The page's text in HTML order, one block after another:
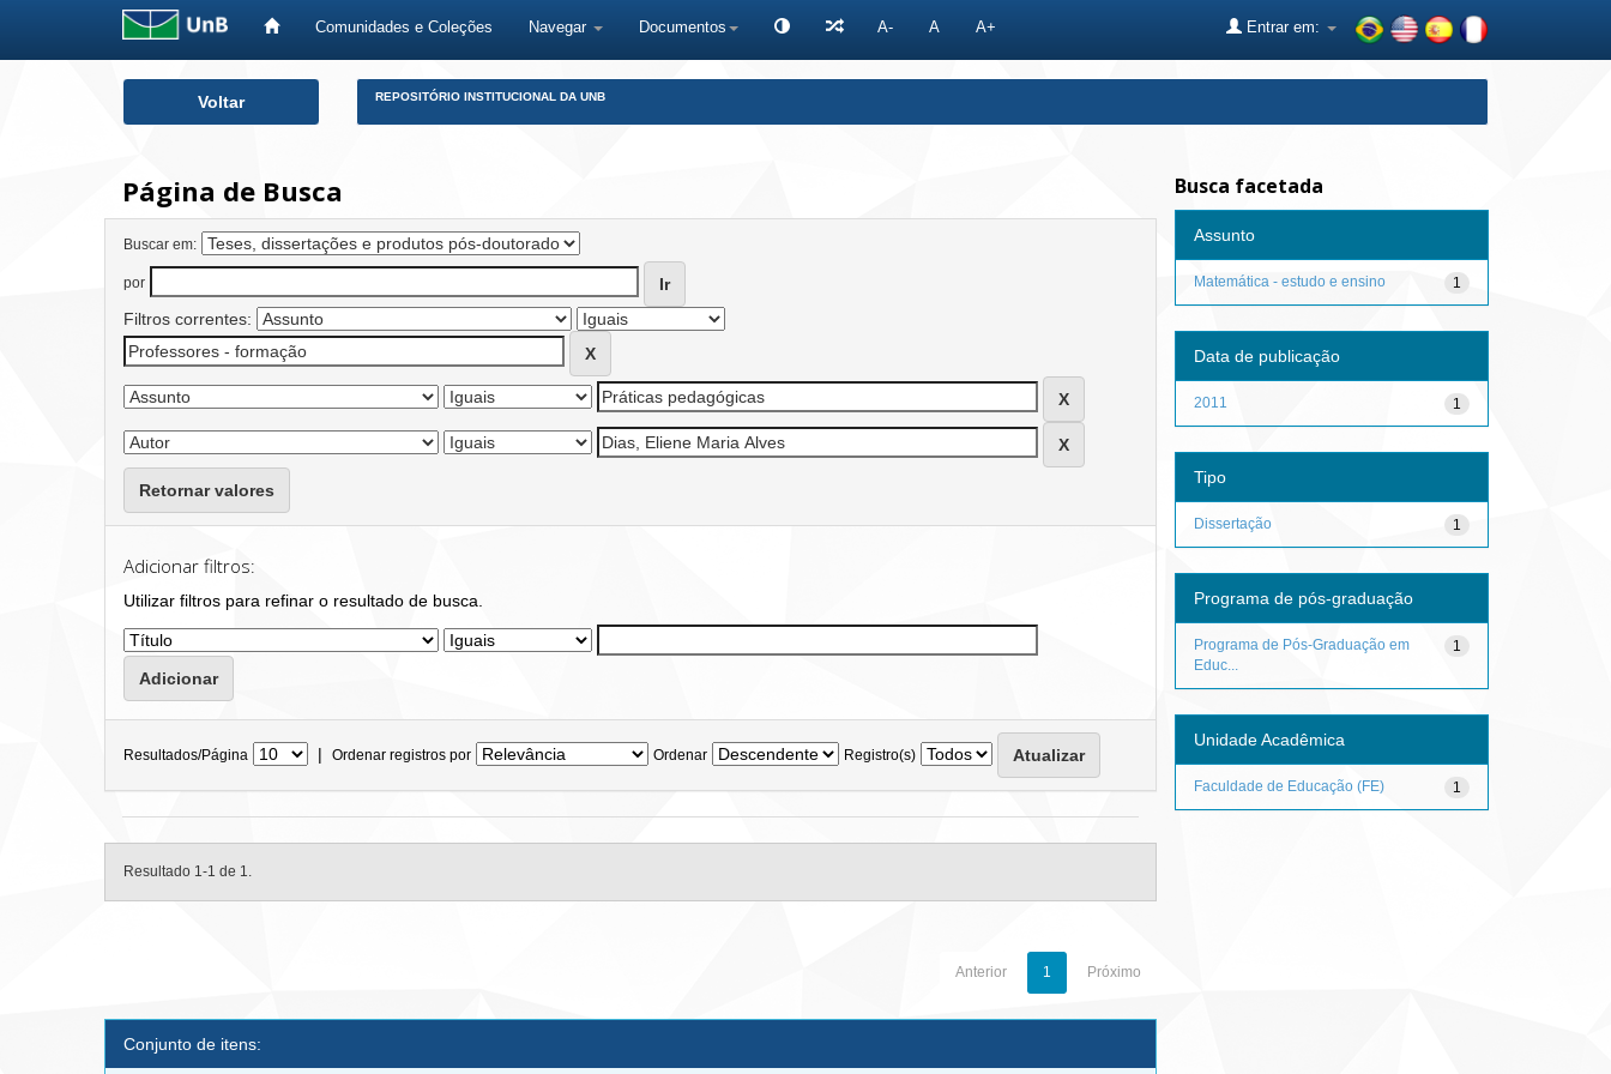
Comunidades e Coleções Navegar Documentos A- A A+ Entrar em:
Voltar REPOSITÓRIO INSTITUCIONAL DA UNB
Página de Busca
Buscar em:
por
Filtros correntes:
Retornar valores
Adicionar filtros:
Utilizar filtros para refinar o resultado de busca.
Resultados/Página | Ordenar registros por Ordenar Registro(s)
Resultado 1-1 de 1.
Anterior 1 Próximo
Conjunto de itens:
Busca facetada
Assunto
1
Matemática - estudo e ensino
Data de publicação
1
2011
Tipo
1
Dissertação
Programa de pós-graduação
1
Programa de Pós-Graduação em
Educ...
Unidade Acadêmica
1
Faculdade de Educação (FE)